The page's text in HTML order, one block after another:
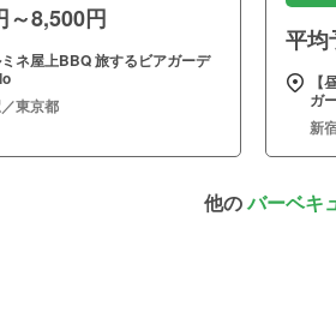
～8,500円
ネ屋上BBQ 旅するビアガーデ
東京都
平
【
ガ
新
他のバーベキ